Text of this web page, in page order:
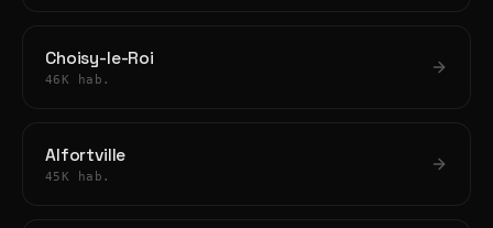
Choisy-le-Roi
46K hab.
Alfortville
45K hab.